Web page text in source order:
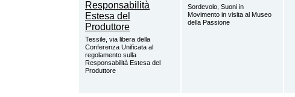
Tessile, via libera della
Conferenza Unificata al
regolamento sulla
Responsabilità Estesa del
Produttore
Sordevolo, Suoni in
Movimento in visita al Museo
della Passione